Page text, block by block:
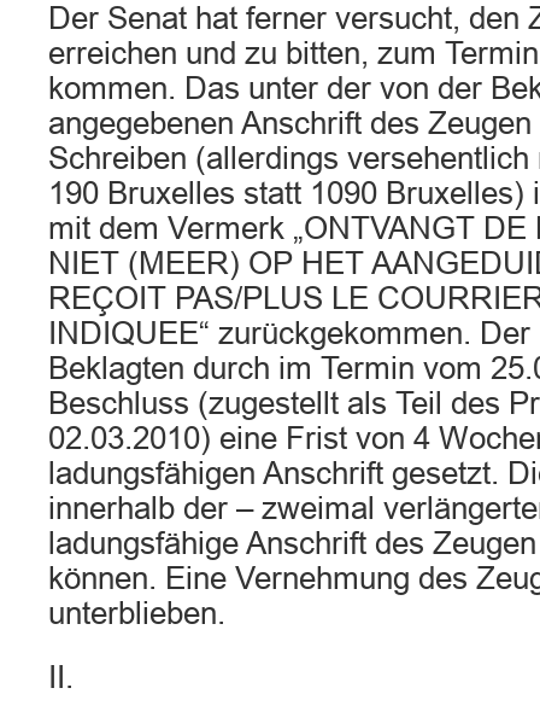
Der Senat hat ferner versucht, den
erreichen und zu bitten, zum
kommen. Das unter der von der
angegebenen Anschrift des
Schreiben (allerdings
190 Bruxelles statt 1090 Bruxelles)
mit dem Vermerk „ONTVANGT
NIET (MEER) OP HET
REÇOIT PAS/PLUS LE
INDIQUEE“ zurückgekommen.
Beklagten durch im Termin vom
Beschluss (zugestellt als Teil des
02.03.2010) eine Frist von 4
ladungsfähigen Anschrift gesetzt.
innerhalb der – zweimal
ladungsfähige Anschrift des
können. Eine Vernehmung des
unterblieben.
II.